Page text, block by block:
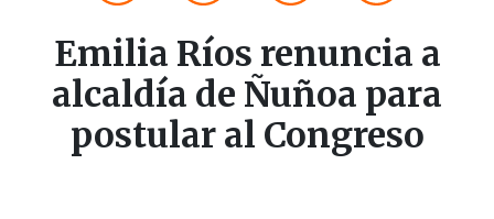
Emilia Ríos renuncia a
alcaldía de Ñuñoa para
postular al Congreso